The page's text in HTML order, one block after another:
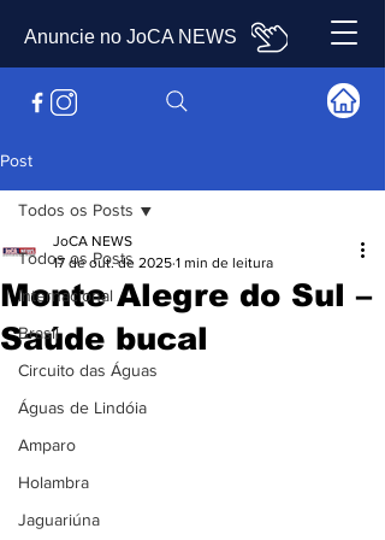
Anuncie no JoCA NEWS
Post
Todos os Posts
Internacional
Brasil
Circuito das Águas
Águas de Lindóia
Amparo
Holambra
Jaguariúna
Todos os Posts
Monte Alegre do Sul –
Saúde bucal
JoCA NEWS
17 de out. de 2025 1 min de leitura